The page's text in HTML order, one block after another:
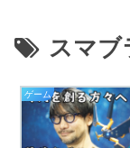
スマブ
ゲーム